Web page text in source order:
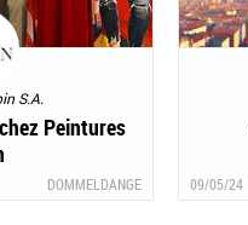
S.A.
Peintures
DOMMELDANGE 09/05/24